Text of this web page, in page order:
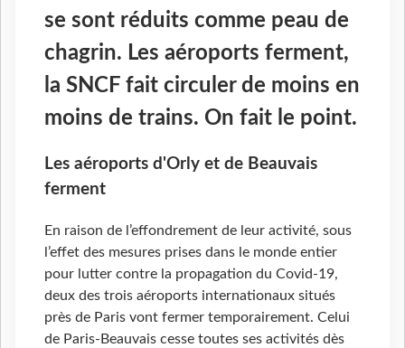
se sont réduits comme peau de
chagrin. Les aéroports ferment,
la SNCF fait circuler de moins en
moins de trains. On fait le point.
Les aéroports d'Orly et de Beauvais
ferment
En raison de l’effondrement de leur activité, sous
l’effet des mesures prises dans le monde entier
pour lutter contre la propagation du Covid-19,
deux des trois aéroports internationaux situés
près de Paris vont fermer temporairement. Celui
de Paris-Beauvais cesse toutes ses activités dès